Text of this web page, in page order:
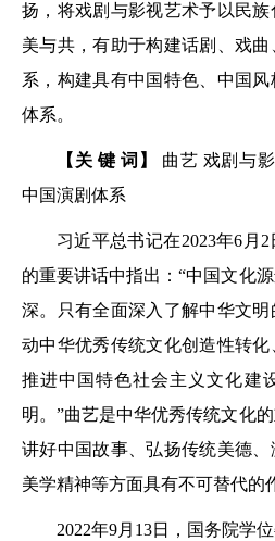
扬，将戏剧与影视艺术予以民
美与共，有助于构建话剧、戏
系，构建具有中国特色、中国
体系。
【关 键 词】 曲艺 戏剧与
中国演剧体系
习近平总书记在2023年6月
的重要讲话中指出：“中国文化
深。只有全面深入了解中华文
动中华优秀传统文化创造性转
推进中国特色社会主义文化建
明。”曲艺是中华优秀传统文化
讲好中国故事、弘扬传统美德
美学精神等方面具有不可替代的
2022年9月13日，国务院学